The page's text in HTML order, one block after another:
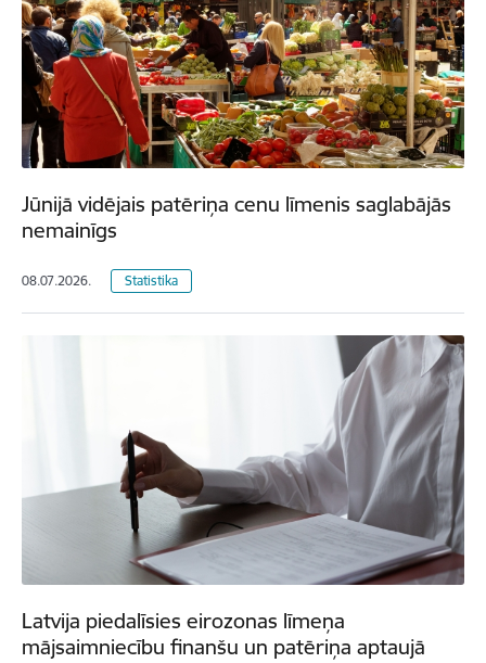
Jūnijā vidējais patēriņa cenu līmenis saglabājās
nemainīgs
08.07.2026. Statistika
Latvija piedalīsies eirozonas līmeņa
mājsaimniecību finanšu un patēriņa aptaujā